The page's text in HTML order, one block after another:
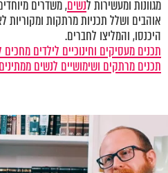
מגוונות ומעשירות לנשים, משדרים
אוהבים ושלל תכניות מרתקות ומקוריות
היכנסו, והמליצו לחברים.
תכנים מעסיקים וחינוכיים לילדים
תכנים מרתקים ושימושיים לנשים